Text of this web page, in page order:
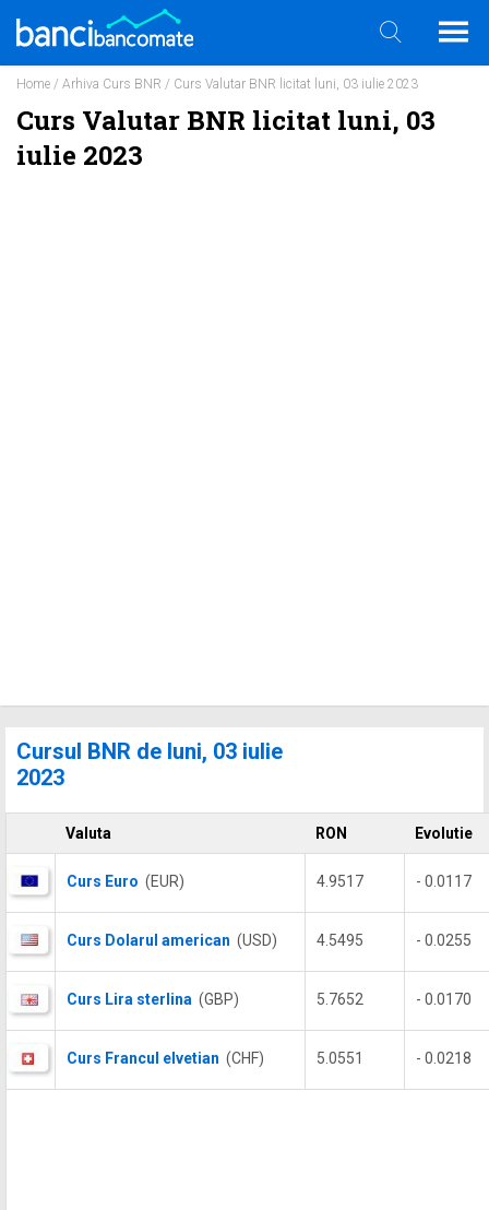
Home / Arhiva Curs BNR / Curs Valutar BNR licitat luni, 03 iulie 2023
Curs Valutar BNR licitat luni, 03
iulie 2023
Cursul BNR de luni, 03 iulie
2023
Valuta RON Evolutie
Curs Euro (EUR) 4.9517 - 0.0117
Curs Dolarul american (USD) 4.5495 - 0.0255
Curs Lira sterlina (GBP) 5.7652 - 0.0170
Curs Francul elvetian (CHF) 5.0551 - 0.0218